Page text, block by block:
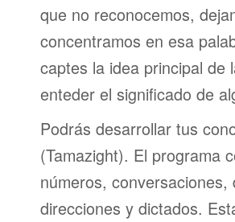
que no reconocemos,
concentramos en esa
captes la idea principal
enteder el significado de
Podrás desarrollar tus
(Tamazight). El programa
números,
direcciones y dictados.